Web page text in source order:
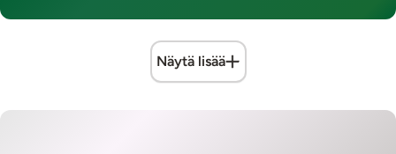
Näytä lisää